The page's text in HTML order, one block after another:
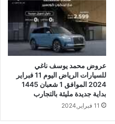
عروض محمد يوسف ناغي
للسيارات الرياض اليوم 11 فبراير
2024 الموافق 1 شعبان 1445
بداية جديدة مليئة بالتجارب
11 فبراير,2024